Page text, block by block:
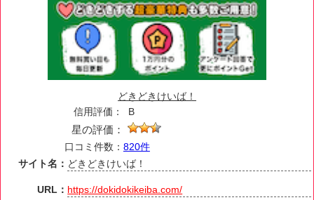
どきどきけいば！
信用評価：
B
星の評価：
口コミ件数： 820件
サイト名： どきどきけいば！
URL： https://dokidokikeiba.com/